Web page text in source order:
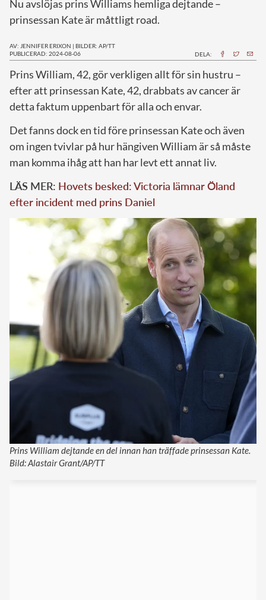
Nu avslöjas prins Williams hemliga dejtande –
prinsessan Kate är måttligt road.
AV: JENNIFER ERIXON | BILDER: AP/TT
PUBLICERAD: 2024-08-06
DELA:
Prins William, 42, gör verkligen allt för sin hustru –
efter att prinsessan Kate, 42, drabbats av cancer är
detta faktum uppenbart för alla och envar.
Det fanns dock en tid före prinsessan Kate och även
om ingen tvivlar på hur hängiven William är så måste
man komma ihåg att han har levt ett annat liv.
LÄS MER: Hovets besked: Victoria lämnar Öland
efter incident med prins Daniel
Prins William dejtande en del innan han träffade prinsessan Kate.
Bild: Alastair Grant/AP/TT